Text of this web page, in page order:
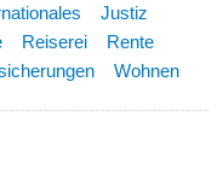
Justiz
Reiserei
Rente
Wohnen